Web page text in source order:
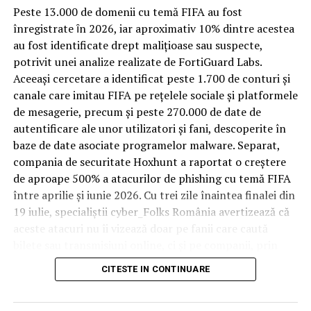
La nivelul prestantei, deontologiei profesionale, Adrian
Vaida a aratat cu varf si indesat caracterul acestuia
lui propie, hartuind tot ce misca pe mosia sa numita
Spre diferență de o locuință obișnuită, o cameră de hotel
trece printr-un ciclu de utilizare intensă: oaspeți diferiți,
bagaje trase pe roți, curățenie zilnică, uneori mai multe
rezervări consecutive în aceeași săptămână. Această
frecvență ridicată de utilizare pune presiune reală pe
orice suprafață, iar pardoseala este printre primele
elemente afectate vizibil, mai ales în zona din jurul
patului și a ușii de acces.
În etapa de renovare sau construcție, administratorii
care iau în calcul mocheta trafic intenspentru zonele
cu rotație mare reduc riscul de uzură prematură și de
decolorare vizibilă în punctele de trecere frecventă. Este
o decizie care ține mai puțin de stil și mai mult de
după primele sezoane de utilizare intensă.
Peste 13.000 de domenii cu temă FIFA au fost
înregistrate ȋn 2026, iar aproximativ 10% dintre acestea
au fost identificate drept malițioase sau suspecte,
potrivit unei analize realizate de FortiGuard Labs.
Aceeași cercetare a identificat peste 1.700 de conturi și
canale care imitau FIFA pe rețelele sociale și platformele
de mesagerie, precum și peste 270.000 de date de
autentificare ale unor utilizatori și fani, descoperite în
baze de date asociate programelor malware. Separat,
compania de securitate Hoxhunt a raportat o creștere
de aproape 500% a atacurilor de phishing cu temă FIFA
între aprilie și iunie 2026. Cu trei zile înaintea finalei din
19 iulie, specialiștii cyber_Folks România avertizează că
conturile, dispozitivele și infrastructura digitală
utilizate de angajați.
CITESTE IN CONTINUARE